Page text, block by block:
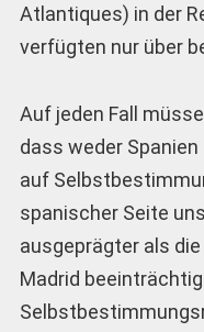
Atlantiques) in der
verfügten nur über
Auf jeden Fall
dass weder
auf
spanischer Seite
ausgeprägter als
Madrid